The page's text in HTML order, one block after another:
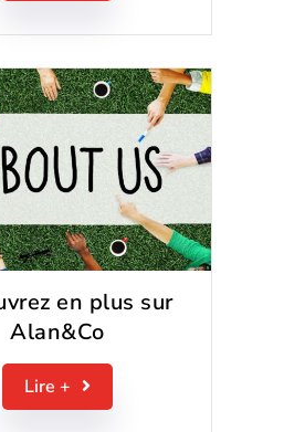
en plus sur
Alan&Co
Lire +